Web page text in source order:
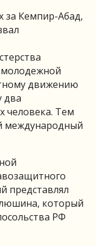
за Кемпир-Абад,
движению
два
человека. Тем
международный
представлял
который
РФ